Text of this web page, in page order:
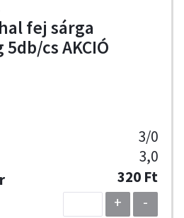
fej sárga
5db/cs AKCIÓ
3/0
3,0
320 Ft
+
-